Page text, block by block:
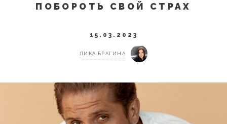
ПОБОРОТЬ СВОЙ СТРАХ
15.03.2023
ЛИКА БРАГИНА